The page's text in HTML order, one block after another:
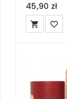
45,90 zł
local_grocery_store favorite_border